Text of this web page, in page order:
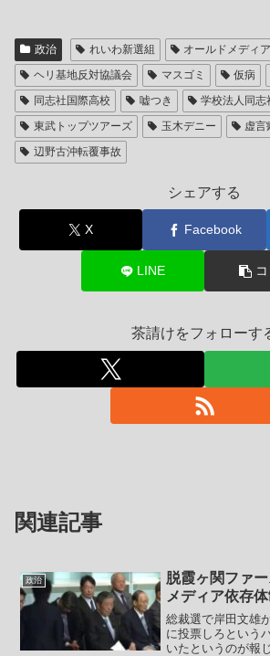
政治 れいわ新選組
オールドメディア
ヘリ基地反対協議会
マスゴミ 仮病
同志社国際高校
嘘つき 学校法人同志
東武トップツアーズ
玉木デニー
虚言
辺野古沖転覆事故
シェアする
X Facebook
LINE
茶請けをフォローす
関連記事
政治
脱霞ヶ関ファ
メディア依存体
総裁選で岸田文雄
に投票しろという
いたというのが報